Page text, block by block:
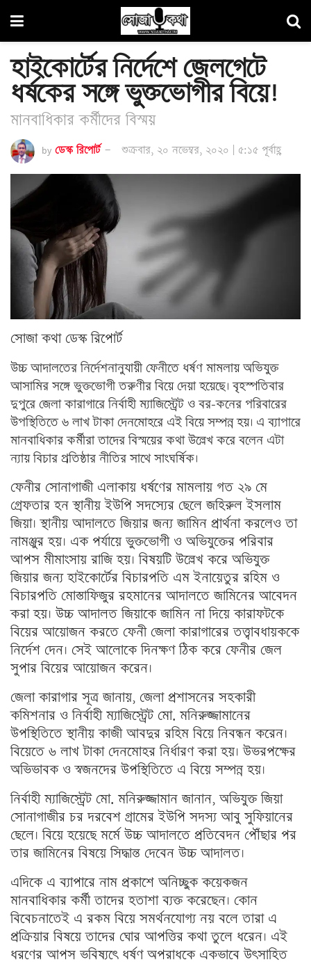
হাইকোর্টের নির্দেশে জেলগেটে
ধর্ষকের সঙ্গে ভুক্তভোগীর বিয়ে!
মানবাধিকার কর্মীদের বিস্ময়
by ডেস্ক রিপোর্ট শুক্রবার, ২০ নভেম্বর, ২০২০ | ৫:১৫ পূর্বাহ্ণ
সোজা কথা ডেস্ক রিপোর্ট
উচ্চ আদালতের নির্দেশনানুযায়ী ফেনীতে ধর্ষণ মামলায় অভিযুক্ত
আসামির সঙ্গে ভুক্তভোগী তরুণীর বিয়ে দেয়া হয়েছে। বৃহস্পতিবার
দুপুরে জেলা কারাগারে নির্বাহী ম্যাজিস্ট্রেট ও বর-কনের পরিবারের
উপস্থিতিতে ৬ লাখ টাকা দেনমোহরে এই বিয়ে সম্পন্ন হয়। এ ব্যাপারে
মানবাধিকার কর্মীরা তাদের বিস্ময়ের কথা উল্লেখ করে বলেন এটা
ন্যায় বিচার প্রতিষ্ঠার নীতির সাথে সাংঘর্ষিক।
ফেনীর সোনাগাজী এলাকায় ধর্ষণের মামলায় গত ২৯ মে
গ্রেফতার হন স্থানীয় ইউপি সদস্যের ছেলে জহিরুল ইসলাম
জিয়া। স্থানীয় আদালতে জিয়ার জন্য জামিন প্রার্থনা করলেও তা
নামঞ্জুর হয়। এক পর্যায়ে ভুক্তভোগী ও অভিযুক্তের পরিবার
আপস মীমাংসায় রাজি হয়। বিষয়টি উল্লেখ করে অভিযুক্ত
জিয়ার জন্য হাইকোর্টের বিচারপতি এম ইনায়েতুর রহিম ও
বিচারপতি মোস্তাফিজুর রহমানের আদালতে জামিনের আবেদন
করা হয়। উচ্চ আদালত জিয়াকে জামিন না দিয়ে কারাফটকে
বিয়ের আয়োজন করতে ফেনী জেলা কারাগারের তত্ত্বাবধায়ককে
নির্দেশ দেন। সেই আলোকে দিনক্ষণ ঠিক করে ফেনীর জেল
সুপার বিয়ের আয়োজন করেন।
জেলা কারাগার সূত্র জানায়, জেলা প্রশাসনের সহকারী
কমিশনার ও নির্বাহী ম্যাজিস্ট্রেট মো. মনিরুজ্জামানের
উপস্থিতিতে স্থানীয় কাজী আবদুর রহিম বিয়ে নিবন্ধন করেন।
বিয়েতে ৬ লাখ টাকা দেনমোহর নির্ধারণ করা হয়। উভরপক্ষের
অভিভাবক ও স্বজনদের উপস্থিতিতে এ বিয়ে সম্পন্ন হয়।
নির্বাহী ম্যাজিস্ট্রেট মো. মনিরুজ্জামান জানান, অভিযুক্ত জিয়া
সোনাগাজীর চর দরবেশ গ্রামের ইউপি সদস্য আবু সুফিয়ানের
ছেলে। বিয়ে হয়েছে মর্মে উচ্চ আদালতে প্রতিবেদন পৌঁছার পর
তার জামিনের বিষয়ে সিদ্ধান্ত দেবেন উচ্চ আদালত।
এদিকে এ ব্যাপারে নাম প্রকাশে অনিচ্ছুক কয়েকজন
মানবাধিকার কর্মী তাদের হতাশা ব্যক্ত করেছেন। কোন
বিবেচনাতেই এ রকম বিয়ে সমর্থনযোগ্য নয় বলে তারা এ
প্রক্রিয়ার বিষয়ে তাদের ঘোর আপত্তির কথা তুলে ধরেন। এই
ধরণের আপস ভবিষ্যৎে ধর্ষণ অপরাধকে একভাবে উৎসাহিত